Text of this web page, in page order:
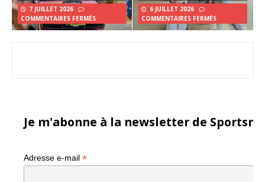
7 JUILLET 2026
COMMENTAIRES FERMÉS
6 JUILLET 2026
COMMENTAIRES FERMÉS
Je m'abonne à la newsletter de
Adresse e-mail *